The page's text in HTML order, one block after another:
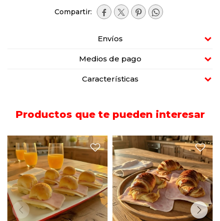
   
Envíos
Medios de pago
Características
Productos que te pueden interesar
Seis pebetes con jamón,
queso y manteca.
Medialuna grande rellena de
jamón, queso y manteca.